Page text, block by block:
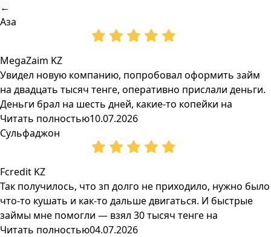
←
Аза
MegaZaim KZ
Увидел новую компанию, попробовал оформить займ
на двадцать тысяч тенге, оперативно прислали деньги.
Деньги брал на шесть дней, какие-то копейки на
Читать полностью10.07.2026
Сульфаджон
Fcredit KZ
Так получилось, что зп долго не приходило, нужно было
что-то кушать и как-то дальше двигаться. И быстрые
займы мне помогли — взял 30 тысяч тенге на
Читать полностью04.07.2026